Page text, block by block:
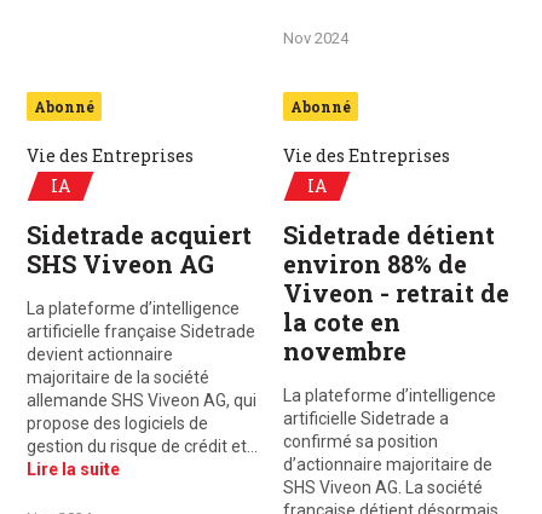
Nov 2024
Abonné
Vie des Entreprises
IA
Sidetrade acquiert
SHS Viveon AG
La plateforme d’intelligence
artificielle française Sidetrade
devient actionnaire
majoritaire de la société
allemande SHS Viveon AG, qui
propose des logiciels de
gestion du risque de crédit et…
Lire la suite
Abonné
Vie des Entreprises
IA
Sidetrade détient
environ 88% de
Viveon - retrait de
la cote en
novembre
La plateforme d’intelligence
artificielle Sidetrade a
confirmé sa position
d’actionnaire majoritaire de
SHS Viveon AG. La société